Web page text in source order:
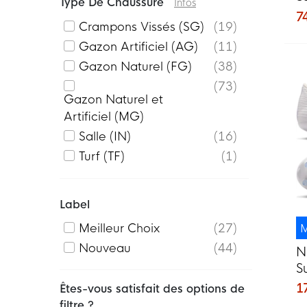
Infos
Crampons Vissés (SG)
19
Gazon Artificiel (AG)
11
Gazon Naturel (FG)
38
Gazon Naturel et
Artificiel (MG)
73
Salle (IN)
16
Turf (TF)
1
Label
Meilleur Choix
27
Nouveau
44
Êtes-vous satisfait des options de